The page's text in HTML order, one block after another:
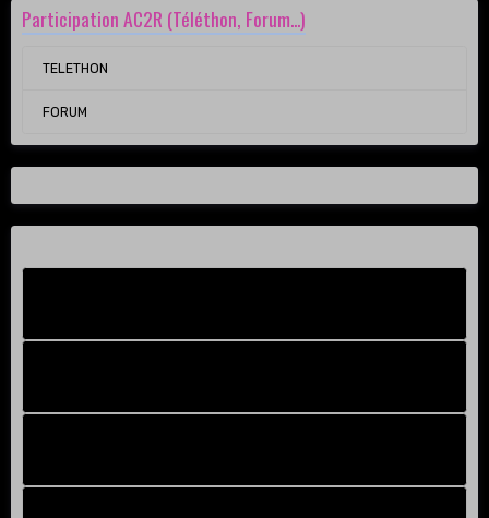
Participation AC2R (Téléthon, Forum...)
TELETHON
FORUM